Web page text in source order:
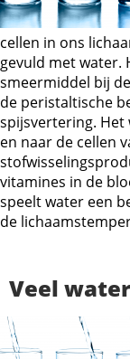
cellen in ons
gevuld met water.
smeermiddel bij
de peristaltische
spijsvertering.
en naar de cellen
vitamines in de
speelt water een
de
Veel